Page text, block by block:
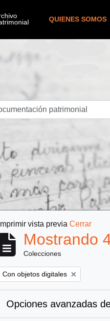
QUIENES SOMOS
Imprimir vista previa Cerrar
Mostrando
Colecciones
Remove filter:
Con objetos digitales
Opciones avanzadas